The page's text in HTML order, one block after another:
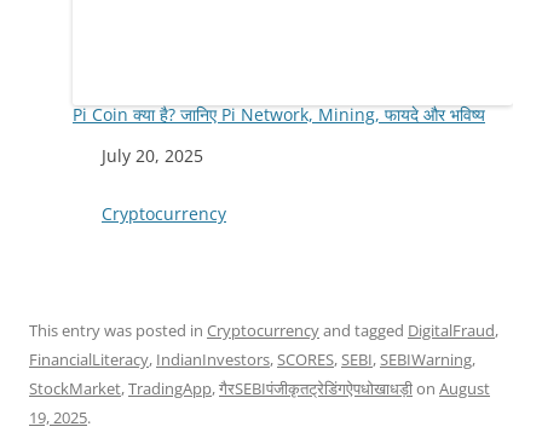
Pi Coin क्या है? जानिए Pi Network, Mining, फायदे और भविष्य
Date
July 20, 2025
In relation to
Cryptocurrency
This entry was posted in Cryptocurrencyand tagged DigitalFraud,
FinancialLiteracy, IndianInvestors, SCORES, SEBI, SEBIWarning,
StockMarket,TradingApp,गैरSEBIपंजीकृतट्रेडिंगऐपधोखाधड़ीon August
19, 2025.